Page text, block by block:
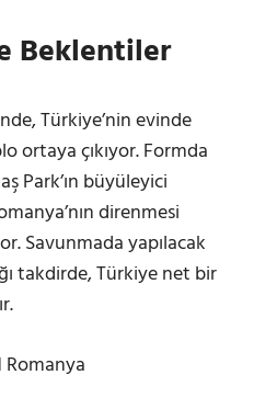
Beklentiler
Türkiye’nin evinde
ortaya çıkıyor. Formda
Park’ın büyüleyici
direnmesi
Savunmada yapılacak
takdirde, Türkiye net bir
Romanya